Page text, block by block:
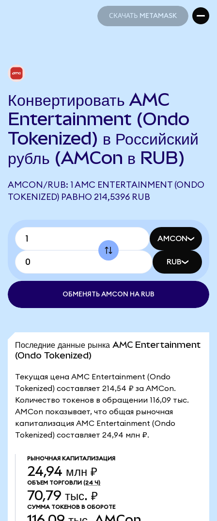
СКАЧАТЬ METAMASK
Конвертировать AMC
Entertainment (Ondo
Tokenized) в Российский
рубль (AMCon в RUB)
AMCON/RUB: 1 AMC ENTERTAINMENT (ONDO
TOKENIZED) РАВНО 214,5396 RUB
AMCON
RUB
ОБМЕНЯТЬ AMCON НА RUB
Последние данные рынка AMC Entertainment
(Ondo Tokenized)
Текущая цена AMC Entertainment (Ondo
Tokenized) составляет 214,54 ₽ за AMCon.
Количество токенов в обращении 116,09 тыс.
AMCon показывает, что общая рыночная
капитализация AMC Entertainment (Ondo
Tokenized) составляет 24,94 млн ₽.
РЫНОЧНАЯ КАПИТАЛИЗАЦИЯ
24,94 млн ₽
ОБЪЕМ ТОРГОВЛИ (24 Ч)
70,79 тыс. ₽
СУММА ТОКЕНОВ В ОБОРОТЕ